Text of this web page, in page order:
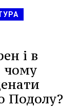
і в
чому
Подолу?